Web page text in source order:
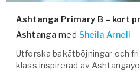
Ashtanga Primary B – kort
Ashtanga med Sheila Arnell
Utforska bakåtböjningar och
klass inspirerad av